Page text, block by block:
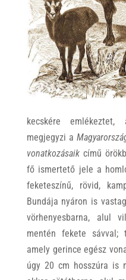
kecskére emlékeztet,
megjegyzi a
vonatkozásaikcímű
fő ismertető jele a
feketeszínű, rövid,
Bundája nyáron is
vörhenyesbarna, alul
mentén fekete sávval;
amely gerince egész
úgy 20 cm hosszúra is